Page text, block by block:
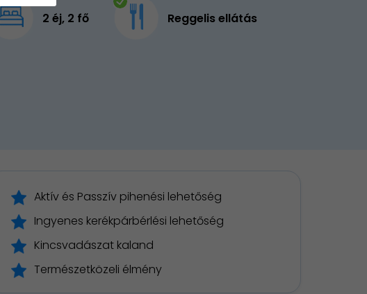
2 éj, 2 fő Reggelis ellátás
Aktív és Passzív pihenési lehetőség
Ingyenes kerékpárbérlési lehetőség
Kincsvadászat kaland
Természetközeli élmény